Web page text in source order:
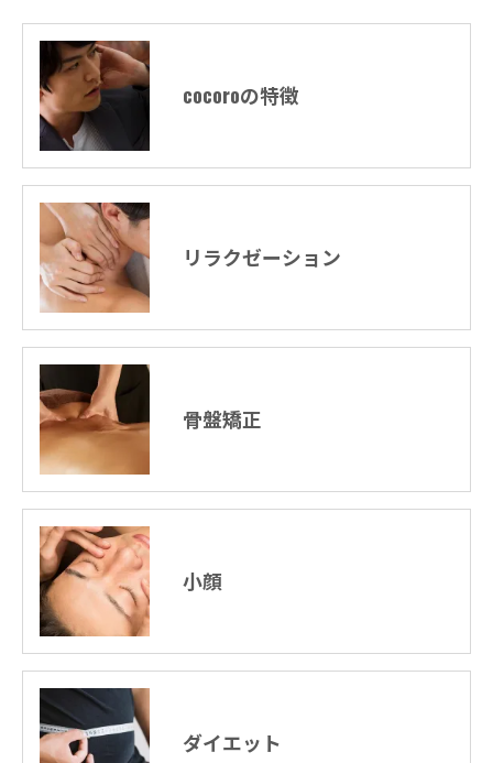
cocoroの特徴
リラクゼーション
骨盤矯正
小顔
ダイエット